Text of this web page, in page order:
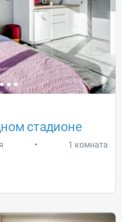
стадионе
• 1 комната